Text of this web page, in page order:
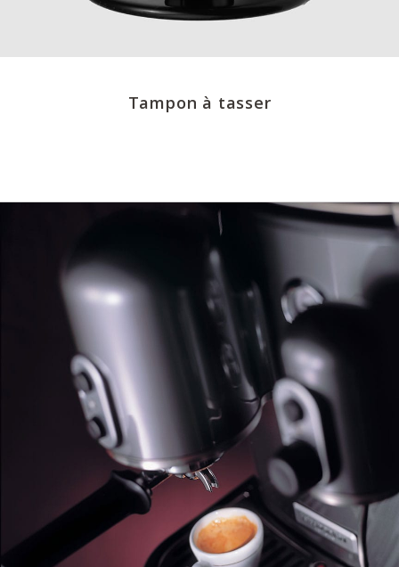
Tampon à tasser